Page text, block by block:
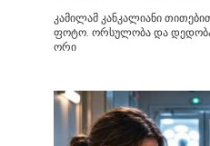
კამილამ კანკალიანი
ფოტო. ორსულობა და დედობა
ორი